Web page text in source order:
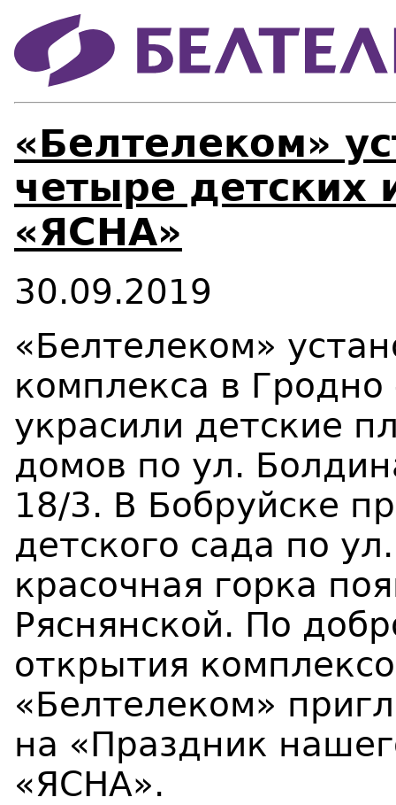
«Белтелеком»
четыре детских
«ЯСНА»
30.09.2019
«Белтелеком»
комплекса в
украсили детские
домов по ул.
18/3. В Бобруйске
детского сада по
красочная горка
Ряснянской. По
открытия
«Белтелеком»
на «Праздник
«ЯСНА».